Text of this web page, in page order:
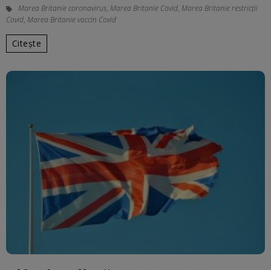
Marea Britanie coronavirus, Marea Britanie Covid, Marea Britanie restricții
Covid, Marea Britanie vaccin Covid
Citește